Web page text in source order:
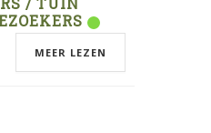
MEER LEZEN